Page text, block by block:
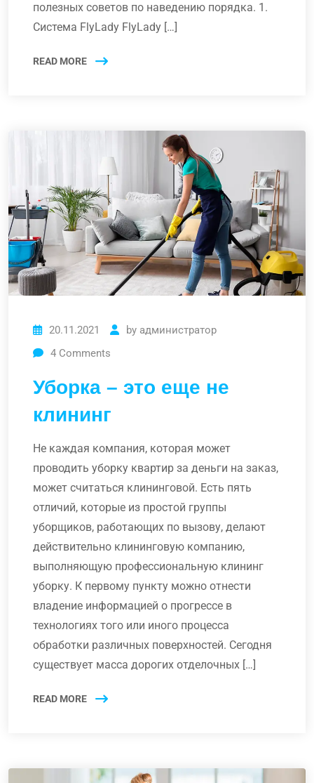
полезных советов по наведению порядка. 1.
Система FlyLady FlyLady […]
READ MORE
20.11.2021 by администратор
4 Comments
Уборка – это еще не
клининг
Не каждая компания, которая может
проводить уборку квартир за деньги на заказ,
может считаться клининговой. Есть пять
отличий, которые из простой группы
уборщиков, работающих по вызову, делают
действительно клининговую компанию,
выполняющую профессиональную клининг
уборку. К первому пункту можно отнести
владение информацией о прогрессе в
технологиях того или иного процесса
обработки различных поверхностей. Сегодня
существует масса дорогих отделочных […]
READ MORE